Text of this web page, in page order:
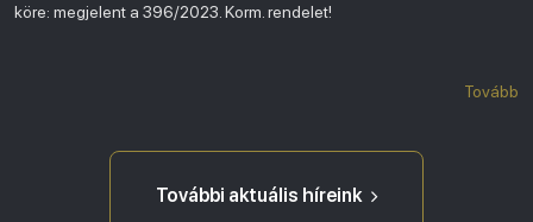
köre: megjelent a 396/2023. Korm. rendelet!
Tovább
További aktuális híreink